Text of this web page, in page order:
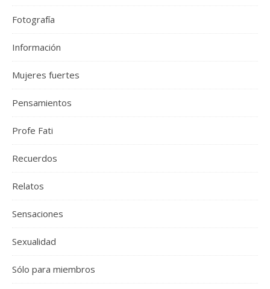
Fotografía
Información
Mujeres fuertes
Pensamientos
Profe Fati
Recuerdos
Relatos
Sensaciones
Sexualidad
Sólo para miembros